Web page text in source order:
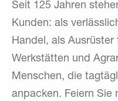
Seit 125 Jahren
Kunden: als
Handel, als Ausrüster
Werkstätten und
Menschen, die
anpacken. Feiern Sie